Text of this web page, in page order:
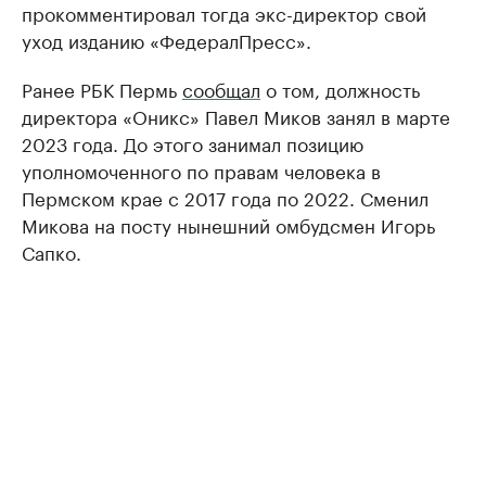
прокомментировал тогда экс-директор свой
уход изданию «ФедералПресс».
Ранее РБК Пермьсообщал о том, должность
директора «Оникс» Павел Миков занял в марте
2023 года. До этого занимал позицию
уполномоченного по правам человека в
Пермском крае с 2017 года по 2022. Сменил
Микова на посту нынешний омбудсмен Игорь
Сапко.